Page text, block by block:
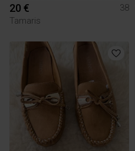
20 €
38
Tamaris